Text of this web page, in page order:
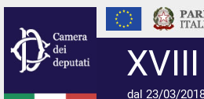
dal 23/03/